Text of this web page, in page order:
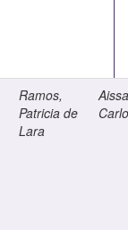
Ramos,
Patricia de
Lara